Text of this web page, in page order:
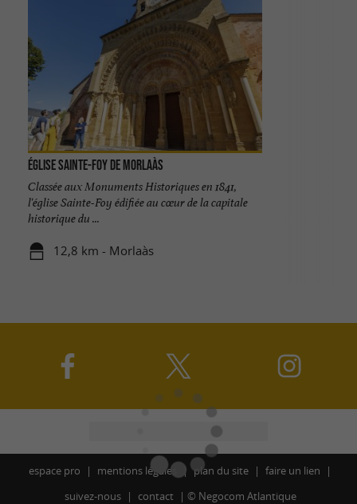
Église Sainte-Foy de Morlaàs
Classée aux Monuments Historiques en 1841,
l'église Sainte-Foy édifiée au cœur de la capitale
historique du ...
12,8 km - Morlaàs
espace pro mentions légales plan du site
faire un lien
suivez-nous
contact © Negocom Atlantique